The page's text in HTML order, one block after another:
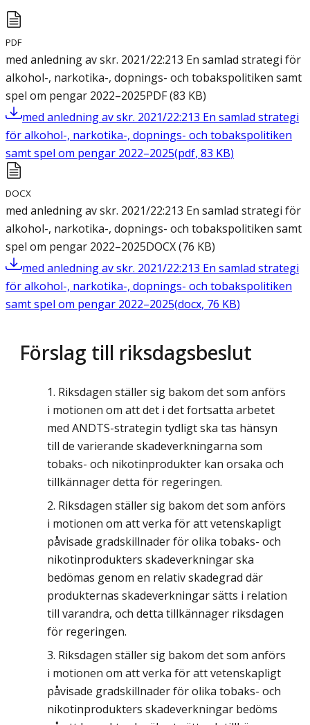
PDF
med anledning av skr. 2021/22:213 En samlad strategi för
alkohol-, narkotika-, dopnings- och tobakspolitiken samt
spel om pengar 2022–2025PDF(83 KB)
med anledning av skr. 2021/22:213 En samlad strategi
för alkohol-, narkotika-, dopnings- och tobakspolitiken
samt spel om pengar 2022–2025(pdf, 83 KB)
DOCX
med anledning av skr. 2021/22:213 En samlad strategi för
alkohol-, narkotika-, dopnings- och tobakspolitiken samt
spel om pengar 2022–2025DOCX(76 KB)
med anledning av skr. 2021/22:213 En samlad strategi
för alkohol-, narkotika-, dopnings- och tobakspolitiken
samt spel om pengar 2022–2025(docx, 76 KB)
Förslag till riksdagsbeslut
Riksdagen ställer sig bakom det som anförs
i motionen om att det i det fortsatta arbetet
med ANDTS-strategin tydligt ska tas hänsyn
till de varierande skadeverkningarna som
tobaks- och nikotinprodukter kan orsaka och
tillkännager detta för regeringen.
Riksdagen ställer sig bakom det som anförs
i motionen om att verka för att vetenskapligt
påvisade gradskillnader för olika tobaks- och
nikotinprodukters skadeverkningar ska
bedömas genom en relativ skadegrad där
produkternas skadeverkningar sätts i relation
till varandra, och detta tillkännager riksdagen
för regeringen.
Riksdagen ställer sig bakom det som anförs
i motionen om att verka för att vetenskapligt
påvisade gradskillnader för olika tobaks- och
nikotinprodukters skadeverkningar bedöms